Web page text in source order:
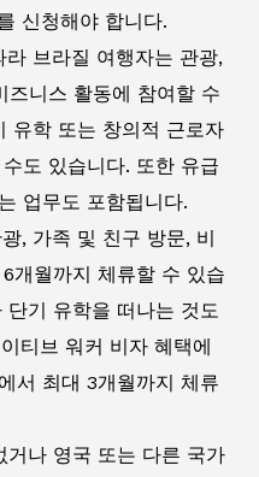
신청해야 합니다.
브라질 여행자는 관광,
즈니스 활동에 참여할 수
유학 또는 창의적 근로자
도 있습니다. 또한 유급
업무도 포함됩니다.
, 가족 및 친구 방문, 비
개월까지 체류할 수 있습
기 유학을 떠나는 것도
티브 워커 비자 혜택에
서 최대 3개월까지 체류
거나 영국 또는 다른 국가